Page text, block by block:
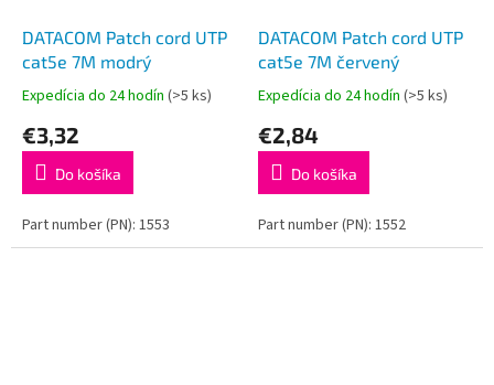
DATACOM Patch cord UTP
cat5e 7M modrý
Expedícia do 24 hodín (>5 ks)
€3,32
Do košíka
Part number (PN): 1553
DATACOM Patch cord UTP
cat5e 7M červený
Expedícia do 24 hodín (>5 ks)
€2,84
Do košíka
Part number (PN): 1552